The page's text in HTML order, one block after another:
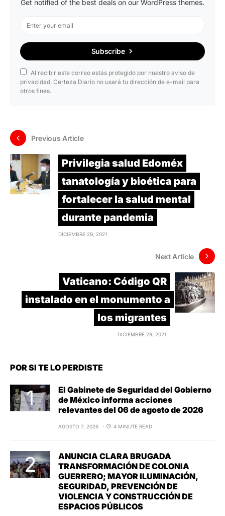
Get notified of the best deals on our WordPress themes.
Subscribe
Al recibir este correo estás protegido por nuestro aviso de
privacidad. Certeza Diario no usará tu dirección de e-mail para
otros fines.
Previous Article
Privilegia salud Edoméx
tanatología y bioética para
fortalecer la salud mental
durante pandemia
DICIEMBRE 29, 2021
Next Article
Vaticano: Código QR
instalado en el monumento a
los migrantes
DICIEMBRE 29, 2021
POR SI TE LO PERDISTE
El Gabinete de Seguridad del Gobierno
de México informa acciones
relevantes del 06 de agosto de 2026
AGOSTO 7, 2026 4 MINUTE READ
ANUNCIA CLARA BRUGADA
TRANSFORMACIÓN DE COLONIA
GUERRERO; MAYOR ILUMINACIÓN,
SEGURIDAD, PREVENCIÓN DE
VIOLENCIA Y CONSTRUCCIÓN DE
ESPACIOS PÚBLICOS